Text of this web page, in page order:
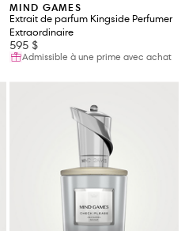
MIND GAMES
Extrait de parfum Kingside Perfumer
Extraordinaire
595 $
Admissible à une prime avec achat